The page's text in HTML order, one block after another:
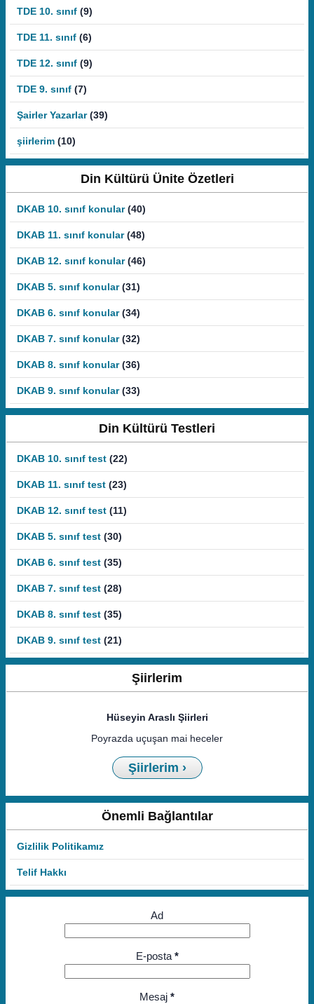
TDE 10. sınıf (9)
TDE 11. sınıf (6)
TDE 12. sınıf (9)
TDE 9. sınıf (7)
Şairler Yazarlar (39)
şiirlerim (10)
Din Kültürü Ünite Özetleri
DKAB 10. sınıf konular (40)
DKAB 11. sınıf konular (48)
DKAB 12. sınıf konular (46)
DKAB 5. sınıf konular (31)
DKAB 6. sınıf konular (34)
DKAB 7. sınıf konular (32)
DKAB 8. sınıf konular (36)
DKAB 9. sınıf konular (33)
Din Kültürü Testleri
DKAB 10. sınıf test (22)
DKAB 11. sınıf test (23)
DKAB 12. sınıf test (11)
DKAB 5. sınıf test (30)
DKAB 6. sınıf test (35)
DKAB 7. sınıf test (28)
DKAB 8. sınıf test (35)
DKAB 9. sınıf test (21)
Şiirlerim
Hüseyin Araslı Şiirleri
Poyrazda uçuşan mai heceler
Şiirlerim ›
Önemli Bağlantılar
Gizlilik Politikamız
Telif Hakkı
Ad
E-posta *
Mesaj *